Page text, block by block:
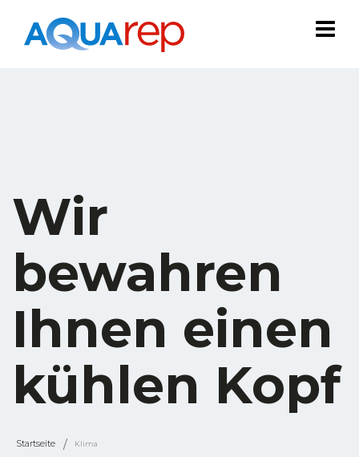
Wir
bewahren
Ihnen einen
kühlen Kopf
Startseite Klima